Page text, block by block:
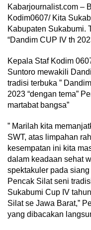
Kabarjournalist.com –
Kodim0607/ Kita
Kabupaten Sukabumi.
“Dandim CUP IV th
Kepala Staf Kodim
Suntoro mewakili
tradisi terbuka ”
2023 “dengan tema”
martabat bangsa”
” Marilah kita
SWT, atas limpahan
kesempatan ini kita
dalam keadaan sehat
spektakuler pada
Pencak Silat seni
Sukabumi Cup IV
Silat se Jawa Barat,”
yang dibacakan